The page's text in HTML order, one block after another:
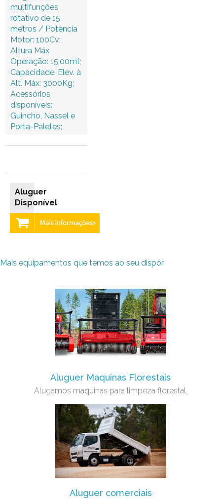
multifunções
rotativo de 15
metros / Potência
Motor: 100Cv;
Altura Máx
Operação: 15,00mt;
Capacidade. Elev. à
Alt. Máx: 3000Kg;
Acessórios
disponíveis:
Guincho, Nassel e
Porta-Paletes;
Aluguer
Disponível
Mais equipamentos que temos ao seu dispôr
Aluguer Maquinas Florestais
Alugamos maquinas para limpeza florestal.
Aluguer comerciais